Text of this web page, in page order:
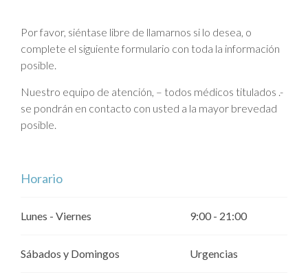
Por favor, siéntase libre de llamarnos si lo desea, o
complete el siguiente formulario con toda la información
posible.
Nuestro equipo de atención, – todos médicos titulados .-
se pondrán en contacto con usted a la mayor brevedad
posible.
Horario
Lunes - Viernes 9:00 - 21:00
Sábados y Domingos Urgencias